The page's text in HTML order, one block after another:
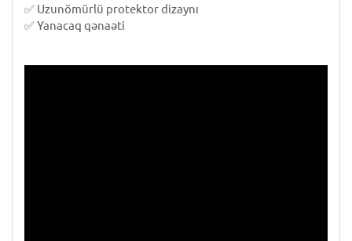
✅ Uzunömürlü protektor dizaynı
✅ Yanacaq qənaəti